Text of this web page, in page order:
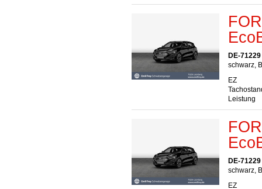
DE-
schwarz,
EZ
Leistung
DE-
schwarz,
EZ